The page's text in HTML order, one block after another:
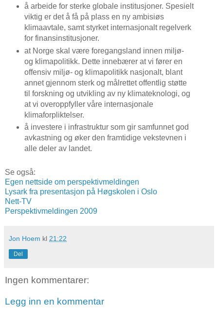
å arbeide for sterke globale institusjoner. Spesielt
viktig er det å få på plass en ny ambisiøs
klimaavtale, samt styrket internasjonalt regelverk
for finansinstitusjoner.
at Norge skal være foregangsland innen miljø-
og klimapolitikk. Dette innebærer at vi fører en
offensiv miljø- og klimapolitikk nasjonalt, blant
annet gjennom sterk og målrettet offentlig støtte
til forskning og utvikling av ny klimateknologi, og
at vi overoppfyller våre internasjonale
klimaforpliktelser.
å investere i infrastruktur som gir samfunnet god
avkastning og øker den framtidige vekstevnen i
alle deler av landet.
Se også:
Egen nettside om perspektivmeldingen
Lysark fra presentasjon på Høgskolen i Oslo
Nett-TV
Perspektivmeldingen 2009
Jon Hoem kl 21:22
Del
Ingen kommentarer:
Legg inn en kommentar